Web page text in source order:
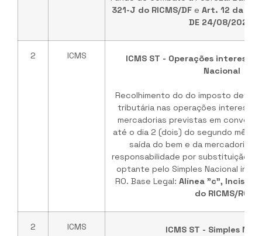
321-J do RICMS/DF e Art. 12 da
DE 24/08/2022
2 ICMS
ICMS ST - Operações
Nacional
Recolhimento do do imposto
tributária nas operações
mercadorias previstas em
até o dia 2 (dois) do segundo mês
saída do bem e da mercadoria,
responsabilidade por substituição
optante pelo Simples Nacional
RO. Base Legal: Alínea "c", Inciso I,
do RICMS/RO
2 ICMS ICMS ST - Simples